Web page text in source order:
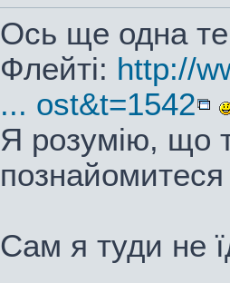
Ось ще одна
Флейті: http://
... ost&t=1542
Я розумію, що
Сам я туди не